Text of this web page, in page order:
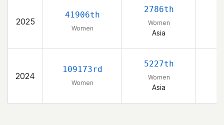
2025
41906th
Women
2786th
Women
Asia
2024
109173rd
Women
5227th
Women
Asia